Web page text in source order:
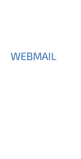
WEBMAIL